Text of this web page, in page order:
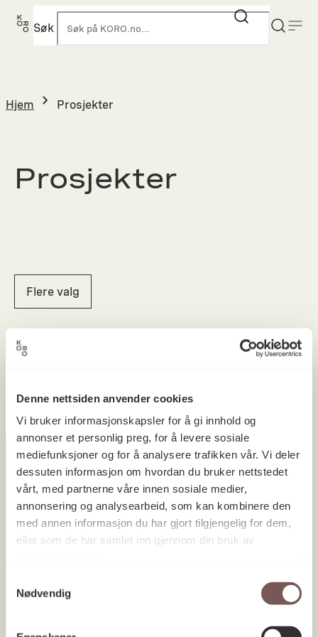
Denne nettsiden anvender cookies
Vi bruker informasjonskapsler for å gi innhold og
annonser et personlig preg, for å levere sosiale
mediefunksjoner og for å analysere trafikken vår. Vi deler
dessuten informasjon om hvordan du bruker nettstedet
vårt, med partnerne våre innen sosiale medier,
annonsering og analysearbeid, som kan kombinere den
med annen informasjon du har gjort tilgjengelig for dem,
eller som de har samlet inn gjennom din bruk av
Nødvendig
Hopp
Søk
Hjem Prosjekter
Prosjekter
Flere valg
Postadresse
0130 Oslo